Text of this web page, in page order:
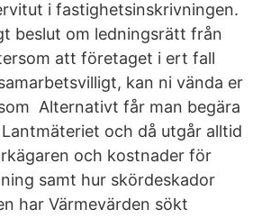
i fastighetsinskrivningen.
beslut om ledningsrätt från
att företaget i ert fall
kan ni vända er
Alternativt får man begära
och då utgår alltid
och kostnader för
samt hur skördeskador
har Värmevärden sökt